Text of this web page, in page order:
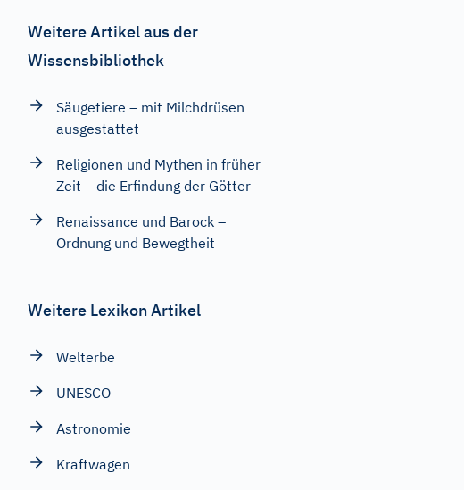
Weitere Artikel aus der
Wissensbibliothek
Säugetiere – mit Milchdrüsen
ausgestattet
Religionen und Mythen in früher
Zeit – die Erfindung der Götter
Renaissance und Barock –
Ordnung und Bewegtheit
Weitere Lexikon Artikel
Welterbe
UNESCO
Astronomie
Kraftwagen